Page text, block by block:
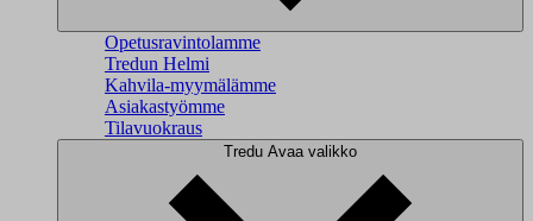
Opetusravintolamme
Tredun Helmi
Kahvila-myymälämme
Asiakastyömme
Tilavuokraus
Tredu Avaa valikko